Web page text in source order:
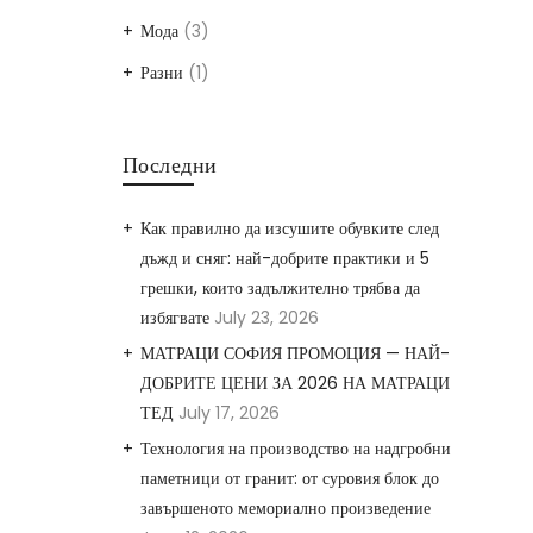
Мода(3)
Разни (1)
Последни
Как правилно да изсушите обувките след
дъжд и сняг: най-добрите практики и 5
грешки, които задължително трябва да
избягвате July 23, 2026
МАТРАЦИ СОФИЯ ПРОМОЦИЯ — НАЙ-
ДОБРИТЕ ЦЕНИ ЗА 2026 НА МАТРАЦИ
ТЕД July 17, 2026
Технология на производство на надгробни
паметници от гранит: от суровия блок до
завършеното мемориално произведение